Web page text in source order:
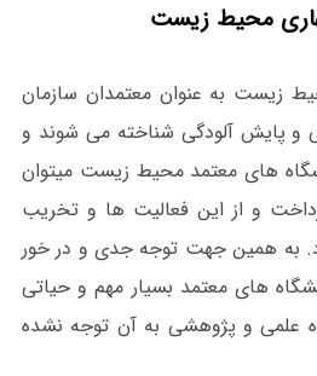
محیط زیست
زیست به عنوان معتمدان سازمان
و پایش آلودگی شناخته می شوند و
های معتمد محیط زیست میتوان
و از این فعالیت ها و تخریب
به همین جهت توجه جدی و در خور
های معتمد بسیار مهم و حیاتی
علمی و پژوهشی به آن توجه نشده